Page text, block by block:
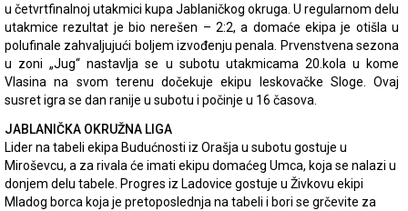
u četvrtfinalnoj utakmici kupa Jablaničkog okruga. U regularnom delu
utakmice rezultat je bio nerešen – 2:2, a domaće ekipa je otišla u
polufinale zahvaljujući boljem izvođenju penala. Prvenstvena sezona
u zoni „Jug“ nastavlja se u subotu utakmicama 20.kola u kome
Vlasina na svom terenu dočekuje ekipu leskovačke Sloge. Ovaj
susret igra se dan ranije u subotu i počinje u 16 časova.
JABLANIČKA OKRUŽNA LIGA
Lider na tabeli ekipa Budućnosti iz Orašja u subotu gostuje u
Miroševcu, a za rivala će imati ekipu domaćeg Umca, koja se nalazi u
donjem delu tabele. Progres iz Ladovice gostuje u Živkovu ekipi
Mladog borca koja je pretoposlednja na tabeli i bori se grčevite za